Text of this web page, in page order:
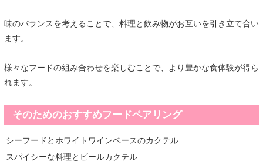
味のバランスを考えることで、料理と飲み物がお互いを引き立て合い
ます。
様々なフードの組み合わせを楽しむことで、より豊かな食体験が得ら
れます。
そのためのおすすめフードペアリング
シーフードとホワイトワインベースのカクテル
スパイシーな料理とビールカクテル